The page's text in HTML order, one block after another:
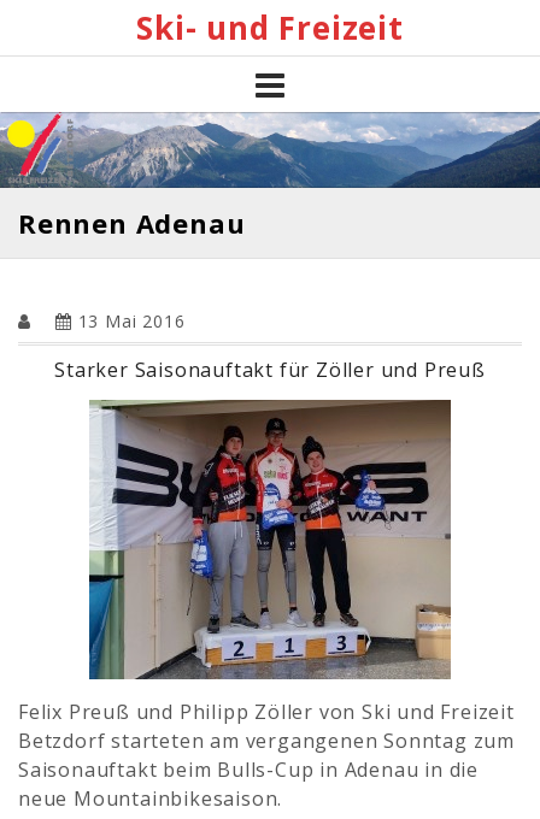
Ski- und Freizeit
Rennen Adenau
13 Mai 2016
Starker Saisonauftakt für Zöller und Preuß
Felix Preuß und Philipp Zöller von Ski und Freizeit
Betzdorf starteten am vergangenen Sonntag zum
Saisonauftakt beim Bulls-Cup in Adenau in die
neue Mountainbikesaison.